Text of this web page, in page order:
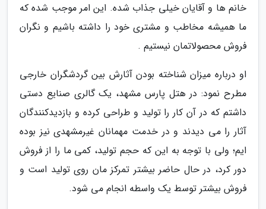
خانم ها و آقایان خیلی جذاب شده. این امر موجب شده که
ما همیشه مخاطب و مشتری خود را داشته باشیم و نگران
فروش محصولاتمان نیستیم .
او درباره میزان شناخته بودن آثارش بین گردشگران خارجی
مطرح نمود: در هتل پارس مشهد، یک گالری صنایع دستی
داشتم که در آن کار را تولید و طراحی کرده و بازدیدکنندگان
آثار را می دیدند و در خدمت مهمانان غیرمشهدی نیز بوده
ایم؛ ولی با توجه به این که حجم تولید، کمی ما را از فروش
دور کرد، در حال حاضر بیشتر تمرکز مان روی تولید است و
فروش بیشتر توسط یک واسطه انجام می شود.